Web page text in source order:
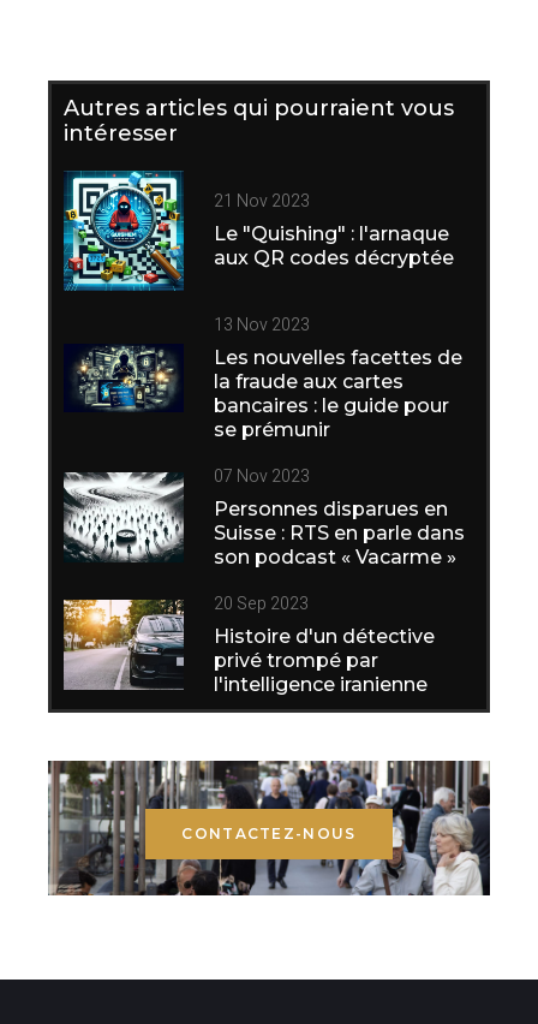
Autres articles qui pourraient vous
intéresser
21 Nov 2023
Le "Quishing" : l'arnaque
aux QR codes décryptée
13 Nov 2023
Les nouvelles facettes de
la fraude aux cartes
bancaires : le guide pour
se prémunir
07 Nov 2023
Personnes disparues en
Suisse : RTS en parle dans
son podcast « Vacarme »
20 Sep 2023
Histoire d'un détective
privé trompé par
l'intelligence iranienne
CONTACTEZ-NOUS